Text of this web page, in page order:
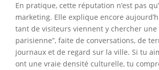
En pratique, cette réputation n’est pas
marketing. Elle explique encore
tant de visiteurs viennent y chercher une
parisienne”, faite de conversations, de
journaux et de regard sur la ville. Si tu
ont une vraie densité culturelle, tu